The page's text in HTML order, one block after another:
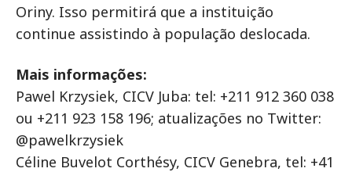
Oriny. Isso permitirá que a instituição
continue assistindo à população deslocada.
Mais informações:
Pawel Krzysiek, CICV Juba: tel: +211 912 360 038
ou +211 923 158 196; atualizações no Twitter:
@pawelkrzysiek
Céline Buvelot Corthésy, CICV Genebra, tel: +41